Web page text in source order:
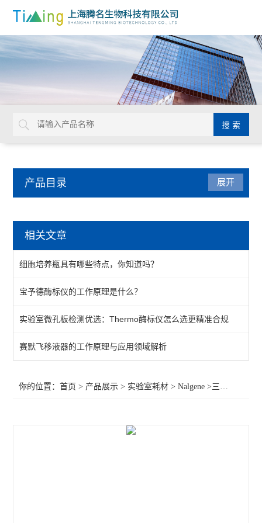
产品目录
NUNC
Nalgene
展开
相关文章
细胞培养瓶具有哪些特点，你知道吗？
宝予德酶标仪的工作原理是什么？
实验室微孔板检测优选：Thermo酶标仪怎么选更精准合规
赛默飞移液器的工作原理与应用领域解析
你的位置：首页 > 产品展示 > 实验室耗材 >Nalgene >三角瓶